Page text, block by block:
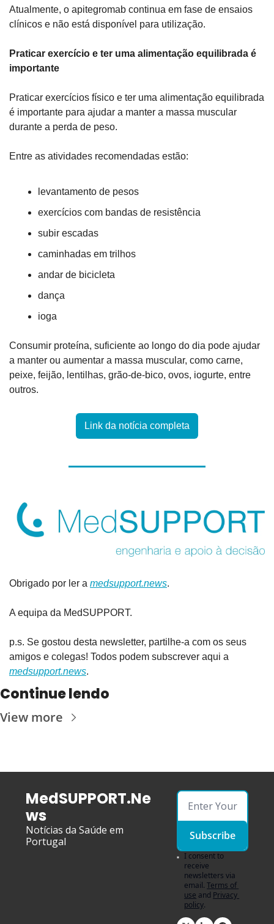
Atualmente, o apitegromab continua em fase de ensaios
clínicos e não está disponível para utilização.
Praticar exercício e ter uma alimentação equilibrada é
importante
Praticar exercícios físico e ter uma alimentação equilibrada
é importante para ajudar a manter a massa muscular
durante a perda de peso.
Entre as atividades recomendadas estão:
levantamento de pesos
exercícios com bandas de resistência
subir escadas
caminhadas em trilhos
andar de bicicleta
dança
ioga
Consumir proteína, suficiente ao longo do dia pode ajudar
a manter ou aumentar a massa muscular, como carne,
peixe, feijão, lentilhas, grão-de-bico, ovos, iogurte, entre
outros.
Link da notícia completa
Obrigado por ler a medsupport.news.
A equipa da MedSUPPORT.
p.s. Se gostou desta newsletter, partilhe-a com os seus
medsupport.news.
Continue lendo
View more
MedSUPPORT.Ne
ws
Notícias da Saúde em
Portugal
Subscribe
I consent to
receive
newsletters via
email. Terms of
use and Privacy
policy.